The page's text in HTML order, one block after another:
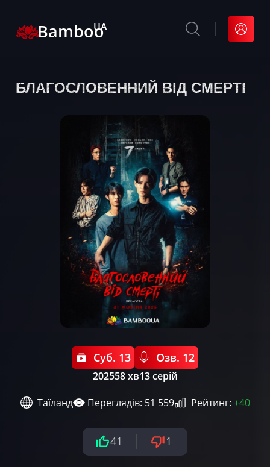
Bamboo
UA
БЛАГОСЛОВЕННИЙ ВІД СМЕРТІ
Суб. 13 Озв. 12
202558 хв13 серій
Таїланд
Переглядів: 51 559 Рейтинг: +40
41 1